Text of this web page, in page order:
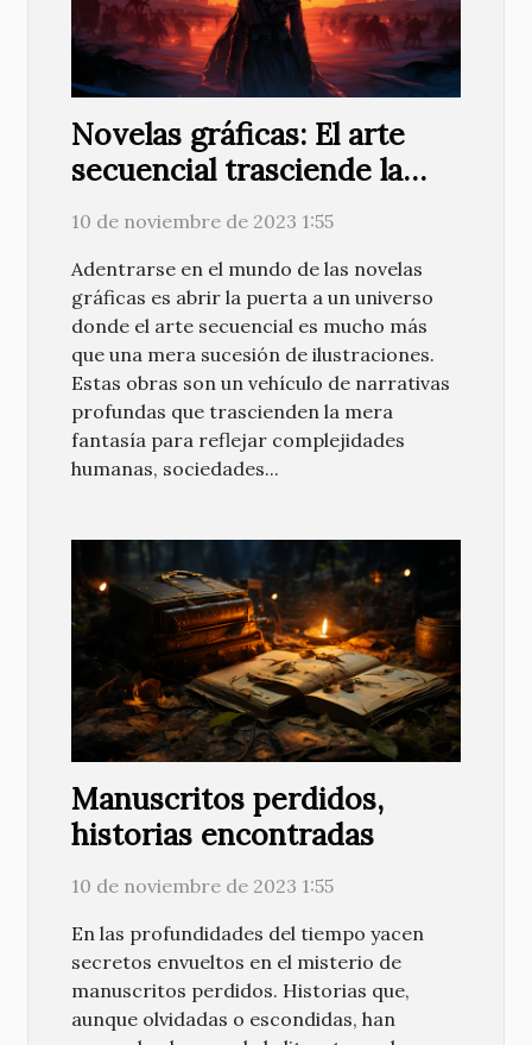
Novelas gráficas: El arte
secuencial trasciende la
fantasía
10 de noviembre de 2023 1:55
Adentrarse en el mundo de las novelas
gráficas es abrir la puerta a un universo
donde el arte secuencial es mucho más
que una mera sucesión de ilustraciones.
Estas obras son un vehículo de narrativas
profundas que trascienden la mera
fantasía para reflejar complejidades
humanas, sociedades...
Manuscritos perdidos,
historias encontradas
10 de noviembre de 2023 1:55
En las profundidades del tiempo yacen
secretos envueltos en el misterio de
manuscritos perdidos. Historias que,
aunque olvidadas o escondidas, han